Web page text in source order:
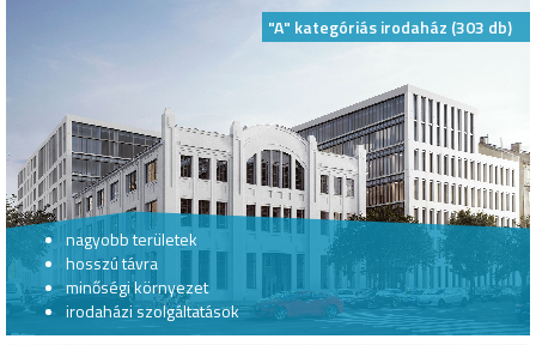
"A" kategóriás irodaház (303 db)
nagyobb területek
hosszú távra
minőségi környezet
irodaházi szolgáltatások